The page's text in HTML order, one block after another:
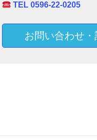
TEL 0596-22-0205
お問い合わせ